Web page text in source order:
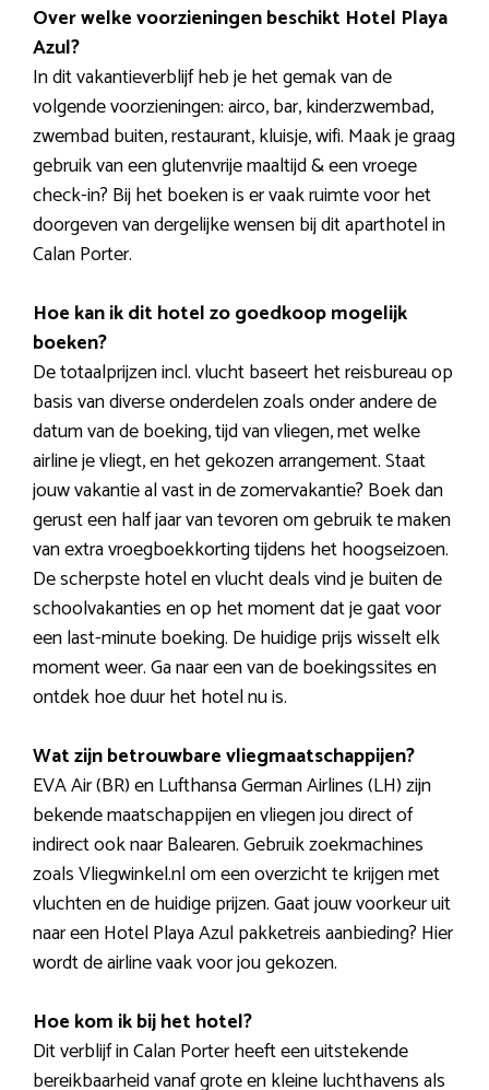
Over welke voorzieningen beschikt Hotel Playa
Azul?
In dit vakantieverblijf heb je het gemak van de
volgende voorzieningen: airco, bar, kinderzwembad,
zwembad buiten, restaurant, kluisje, wifi. Maak je graag
gebruik van een glutenvrije maaltijd & een vroege
check-in? Bij het boeken is er vaak ruimte voor het
doorgeven van dergelijke wensen bij dit aparthotel in
Calan Porter.
Hoe kan ik dit hotel zo goedkoop mogelijk
boeken?
De totaalprijzen incl. vlucht baseert het reisbureau op
basis van diverse onderdelen zoals onder andere de
datum van de boeking, tijd van vliegen, met welke
airline je vliegt, en het gekozen arrangement. Staat
jouw vakantie al vast in de zomervakantie? Boek dan
gerust een half jaar van tevoren om gebruik te maken
van extra vroegboekkorting tijdens het hoogseizoen.
De scherpste hotel en vlucht deals vind je buiten de
schoolvakanties en op het moment dat je gaat voor
een last-minute boeking. De huidige prijs wisselt elk
moment weer. Ga naar een van de boekingssites en
ontdek hoe duur het hotel nu is.
Wat zijn betrouwbare vliegmaatschappijen?
EVA Air (BR) en Lufthansa German Airlines (LH) zijn
bekende maatschappijen en vliegen jou direct of
indirect ook naar Balearen. Gebruik zoekmachines
zoals Vliegwinkel.nl om een overzicht te krijgen met
vluchten en de huidige prijzen. Gaat jouw voorkeur uit
naar een Hotel Playa Azul pakketreis aanbieding? Hier
wordt de airline vaak voor jou gekozen.
Hoe kom ik bij het hotel?
Dit verblijf in Calan Porter heeft een uitstekende
bereikbaarheid vanaf grote en kleine luchthavens als